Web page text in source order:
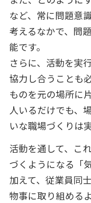
など、常に問題意
考えるなかで、問
能です。
さらに、活動を実
協力し合うことも
ものを元の場所に
人いるだけでも、
いな職場づくりは
活動を通して、 こ
づくようになる「
加えて、従業員同
物事に取り組める